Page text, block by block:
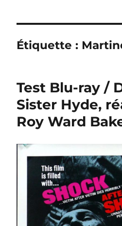
Étiquette :
Test Blu-ray /
Sister Hyde,
Roy Ward